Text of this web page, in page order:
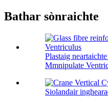
Bathar sònraichte
Plastaig
Mmnipulate
Siolandair